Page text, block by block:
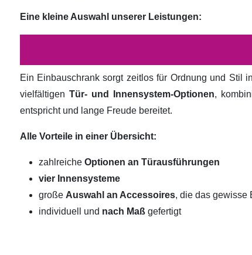
Eine kleine Auswahl unserer Leistungen:
Ein Einbauschrank sorgt zeitlos für Ordnung und Stil
vielfältigen Tür- und Innensystem-Optionen,
entspricht und lange Freude bereitet.
Alle Vorteile in einer Übersicht:
zahlreiche Optionen an Türausführungen
vier Innensysteme
große Auswahl an Accessoires, die das gewisse
individuell und nach Maß gefertigt